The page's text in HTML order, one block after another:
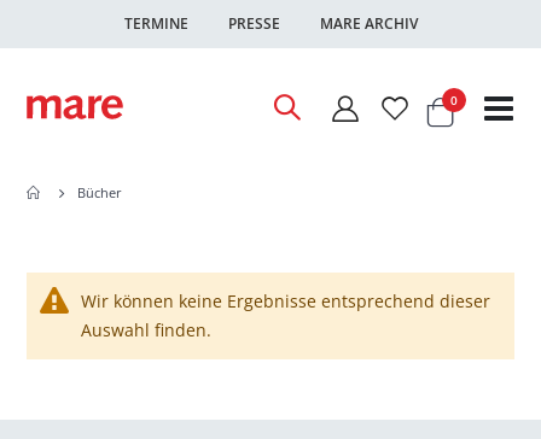
TERMINE PRESSE MARE ARCHIV
Warenkorb
0Artikel
Bücher
Wir können keine Ergebnisse entsprechend dieser
Auswahl finden.